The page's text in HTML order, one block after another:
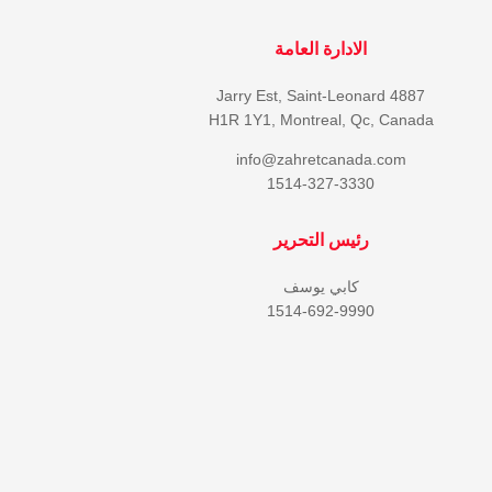
الادارة العامة
4887 Jarry Est, Saint-Leonard
H1R 1Y1, Montreal, Qc, Canada
info@zahretcanada.com
1514-327-3330
رئيس التحرير
كابي يوسف
1514-692-9990